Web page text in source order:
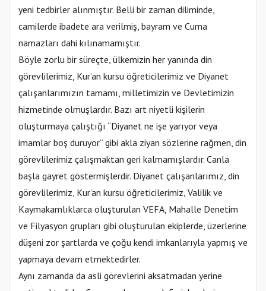
yeni tedbirler alınmıştır. Belli bir zaman diliminde,
camilerde ibadete ara verilmiş, bayram ve Cuma
namazları dahi kılınamamıştır.
Böyle zorlu bir süreçte, ülkemizin her yanında din
görevlilerimiz, Kur’an kursu öğreticilerimiz ve Diyanet
çalışanlarımızın tamamı, milletimizin ve Devletimizin
hizmetinde olmuşlardır. Bazı art niyetli kişilerin
oluşturmaya çalıştığı “Diyanet ne işe yarıyor veya
imamlar boş duruyor” gibi akla ziyan sözlerine rağmen, din
görevlilerimiz çalışmaktan geri kalmamışlardır. Canla
başla gayret göstermişlerdir. Diyanet çalışanlarımız, din
görevlilerimiz, Kur’an kursu öğreticilerimiz, Valilik ve
Kaymakamlıklarca oluşturulan VEFA, Mahalle Denetim
ve Filyasyon grupları gibi oluşturulan ekiplerde, üzerlerine
düşeni zor şartlarda ve çoğu kendi imkanlarıyla yapmış ve
yapmaya devam etmektedirler.
Aynı zamanda da asli görevlerini aksatmadan yerine